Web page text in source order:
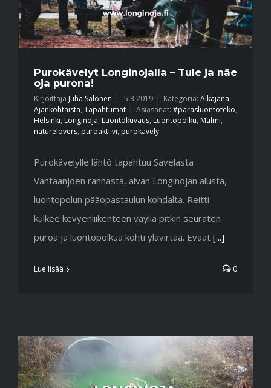
Purokävelyt Longinojalla – Tule ja näe
oja purona!
Kirjoittaja Juha Salonen | 5.3.2019 | Kategoria: Aikajana,
Ajankohtaista, Tapahtumat | Asiasanat: #parasluontoteko,
Helsinki, Longinoja, Luontokuvaus, Luontopolku, Malmi,
naturelovers, puroaktiivi, purokävely
Purokävelylle lähtö tapahtuu Savelasta
Vantaanjoen rannasta, aivan Longinojan alusta,
luontopolun pääopastaulun kohdalta. Reitti
kulkee kevyenliikenteen väyliä pitkin seuraten
puroa ja luontopolkua kohti ylävirtaa. Eväät [...]
Lue lisää 0